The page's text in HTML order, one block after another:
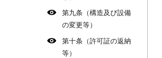
第九条（構造及び設備
の変更等）
第十条（許可証の返納
等）